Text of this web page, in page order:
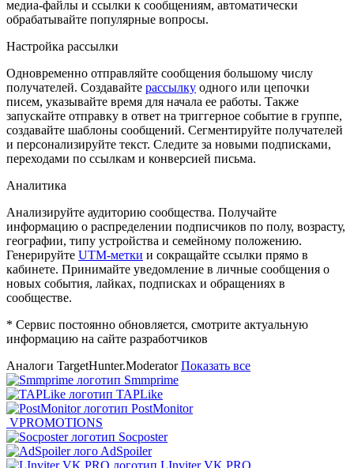
медиа-файлы и ссылки к сообщениям, автоматически
обрабатывайте популярные вопросы.
Настройка рассылки
Одновременно отправляйте сообщения большому числу
получателей. Создавайте рассылку одного или цепочки
писем, указывайте время для начала ее работы. Также
запускайте отправку в ответ на триггерное событие в группе,
создавайте шаблоны сообщений. Сегментируйте получателей
и персонализируйте текст. Следите за новыми подписками,
переходами по ссылкам и конверсией письма.
Аналитика
Анализируйте аудиторию сообщества. Получайте
информацию о распределении подписчиков по полу, возрасту,
географии, типу устройства и семейному положению.
Генерируйте UTM-метки и сокращайте ссылки прямо в
кабинете. Принимайте уведомление в личные сообщения о
новых события, лайках, подписках и обращениях в
сообществе.
* Сервис постоянно обновляется, смотрите актуальную
информацию на сайте разработчиков
Аналоги TargetHunter.Moderator Показать все
Smmprime
TAPLike
PostMonitor
VPROMOTIONS
Socposter
AdSpoiler
LInviter VK PRO